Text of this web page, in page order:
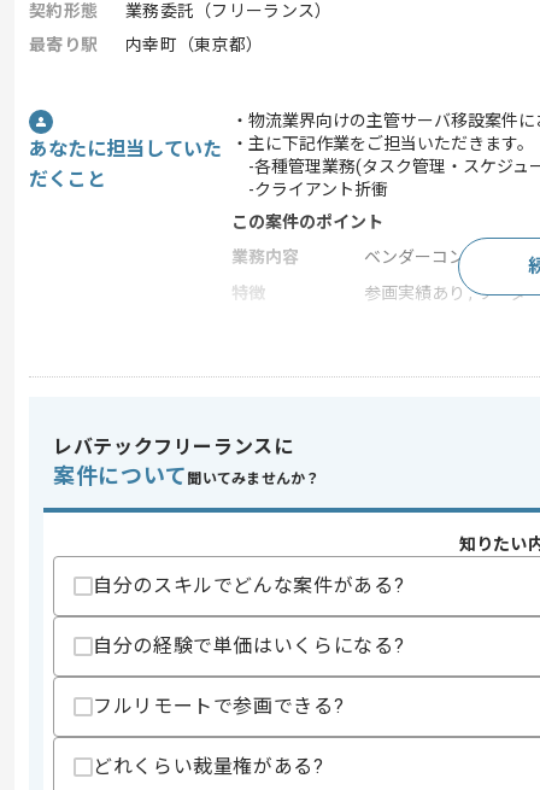
契約形態
業務委託（フリーランス）
最寄り駅
内幸町（東京都）
あなたに担当していた
だくこと
・物流業界向けの主管サーバ移設案件
・主に下記作業をご担当いただきます。
-各種管理業務(タスク管理・スケジュ
-クライアント折衝
この案件のポイント
業務内容
ベンダーコントロール
特徴
参画実績あり , リーダ
歓迎スキル
・サーバの知見
・物流業界のPJ経験
スキルに不安がある方へ
上記に似た経験やスキルをお持ちであれば申
その他募集要項
作業開始日
レバテックフリーランスに
案件について 聞いてみませんか？
知りたい
自分のスキルでどんな案件がある?
自分の経験で単価はいくらになる?
フルリモートで参画できる?
どれくらい裁量権がある?